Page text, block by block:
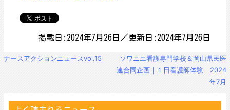
掲載日:2024年7月26日／更新日:2024年7月26日
投
ナースアクションニュースvol.15
ソワニエ看護専門学校＆岡山県民医
連合同企画｜１日看護師体験 2024
年7月